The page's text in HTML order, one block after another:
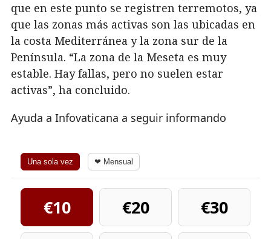
que en este punto se registren terremotos, ya
que las zonas más activas son las ubicadas en
la costa Mediterránea y la zona sur de la
Península. “La zona de la Meseta es muy
estable. Hay fallas, pero no suelen estar
activas”, ha concluido.
Ayuda a Infovaticana a seguir informando
Una sola vez ❤ Mensual
€10 €20
€30